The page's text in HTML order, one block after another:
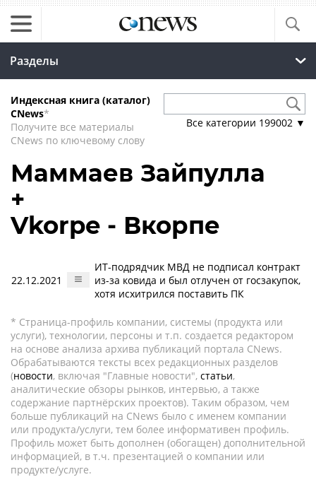
Разделы
Индексная книга (каталог)
CNews*
Получите все материалы
CNews по ключевому слову
Все категории 199002 ▼
Маммаев Зайпулла
+
Vkorpe - Вкорпе
22.12.2021
ИТ-подрядчик МВД не подписал контракт
из-за ковида и был отлучен от госзакупок,
хотя исхитрился поставить ПК
* Страница-профиль компании, системы (продукта или
услуги), технологии, персоны и т.п. создается редактором
на основе анализа архива публикаций портала CNews.
Обрабатываются тексты всех редакционных разделов
(новости, включая "Главные новости", статьи,
аналитические обзоры рынков, интервью, а также
содержание партнёрских проектов). Таким образом, чем
больше публикаций на CNews было с именем компании
или продукта/услуги, тем более информативен профиль.
Профиль может быть дополнен (обогащен) дополнительной
информацией, в т.ч. презентацией о компании или
продукте/услуге.